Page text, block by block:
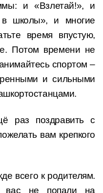
и «Взлетай!», и
школы», и многие
время впустую,
Потом времени не
спортом –
и сильными
раз поздравить с
вам крепкого
всего к родителям.
вас не попали на